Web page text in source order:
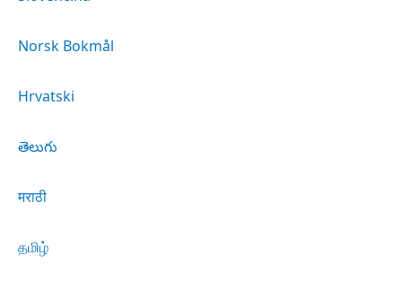
Norsk Bokmål
Hrvatski
తెలుగు
मराठी
தமிழ்